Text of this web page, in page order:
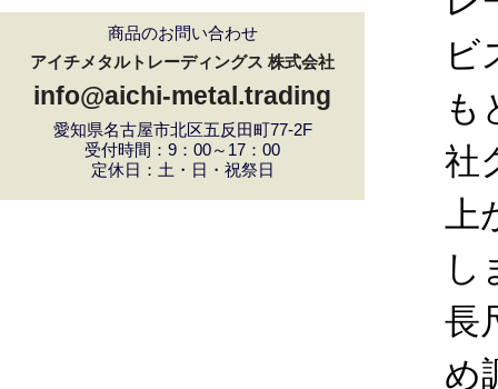
商品のお問い合わせ
アイチメタルトレーディングス 株式会社
info@aichi-metal.trading
愛知県名古屋市北区五反田町77-2F
受付時間：9：00～17：00
定休日：土・日・祝祭日
ビ
も
社
し
長
め